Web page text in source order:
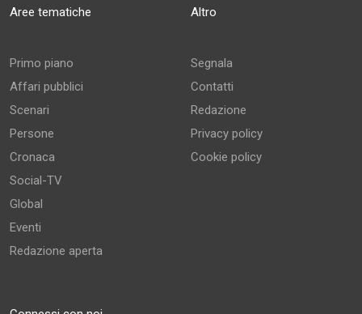
Aree tematiche
Primo piano
Affari pubblici
Scenari
Persone
Cronaca
Social-TV
Global
Eventi
Redazione aperta
Altro
Segnala
Contatti
Redazione
Privacy policy
Cookie policy